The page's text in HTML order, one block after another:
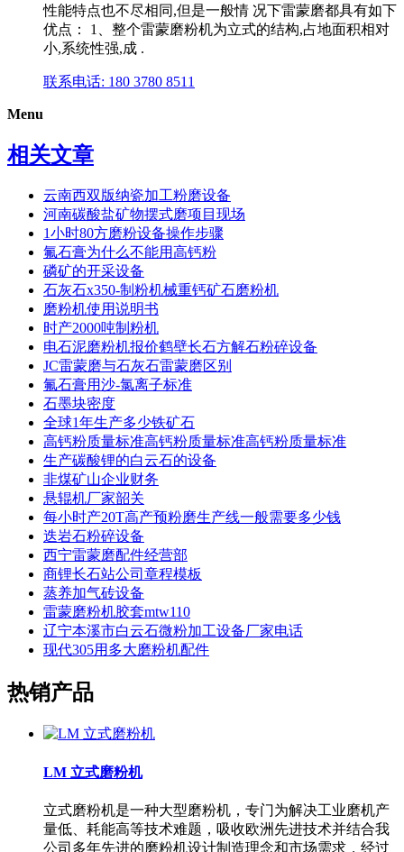
性能特点也不尽相同,但是一般情 况下雷蒙磨都具有如下
优点： 1、整个雷蒙磨粉机为立式的结构,占地面积相对
小,系统性强,成 .
联系电话: 180 3780 8511
Menu
相关文章
云南西双版纳瓷加工粉磨设备
河南碳酸盐矿物摆式磨项目现场
1小时80方磨粉设备操作步骤
氟石膏为什么不能用高钙粉
磷矿的开采设备
石灰石x350-制粉机械重钙矿石磨粉机
磨粉机使用说明书
时产2000吨制粉机
电石泥磨粉机报价鹤壁长石方解石粉碎设备
JC雷蒙磨与石灰石雷蒙磨区别
氟石膏用沙-氯离子标准
石墨块密度
全球1年生产多少铁矿石
高钙粉质量标准高钙粉质量标准高钙粉质量标准
生产碳酸锂的白云石的设备
非煤矿山企业财务
悬辊机厂家韶关
每小时产20T高产预粉磨生产线一般需要多少钱
迭岩石粉碎设备
西宁雷蒙磨配件经营部
商锂长石站公司章程模板
蒸养加气砖设备
雷蒙磨粉机胶套mtw110
辽宁本溪市白云石微粉加工设备厂家电话
现代305用多大磨粉机配件
热销产品
LM 立式磨粉机
立式磨粉机是一种大型磨粉机，专门为解决工业磨机产
量低、耗能高等技术难题，吸收欧洲先进技术并结合我
公司多年先进的磨粉机设计制造理念和市场需求，经过